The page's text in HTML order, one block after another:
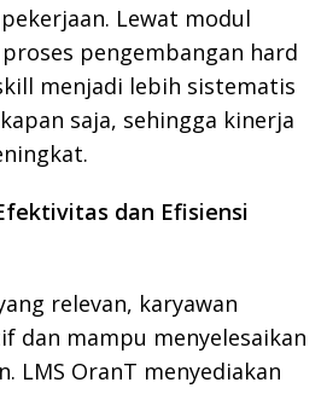
Lewat modul
pengembangan hard
menjadi lebih sistematis
saja, sehingga kinerja
dan Efisiensi
relevan, karyawan
dan mampu menyelesaikan
LMS OranT menyediakan